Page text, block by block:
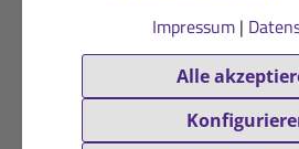
Impressum|
Alle